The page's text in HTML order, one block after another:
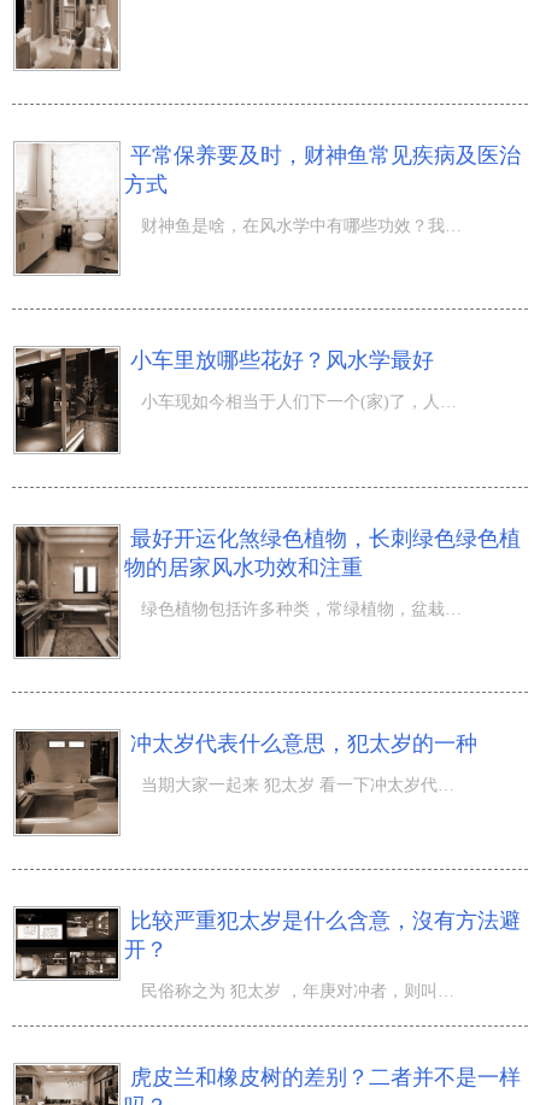
平常保养要及时，财神鱼常见疾病及医治
方式
小车里放哪些花好？风水学最好
最好开运化煞绿色植物，长刺绿色绿色植
物的居家风水功效和注重
冲太岁代表什么意思，犯太岁的一种
比较严重犯太岁是什么含意，沒有方法避
开？
虎皮兰和橡皮树的差别？二者并不是一样